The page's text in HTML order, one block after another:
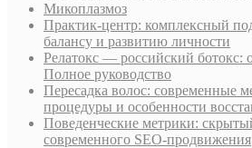
Микоплазмоз
Практик-центр: комплексный
балансу и развитию личности
Релатокс — российский ботокс:
Полное руководство
Пересадка волос: современные
процедуры и особенности
Поведенческие метрики:
современного SEO-продвижения